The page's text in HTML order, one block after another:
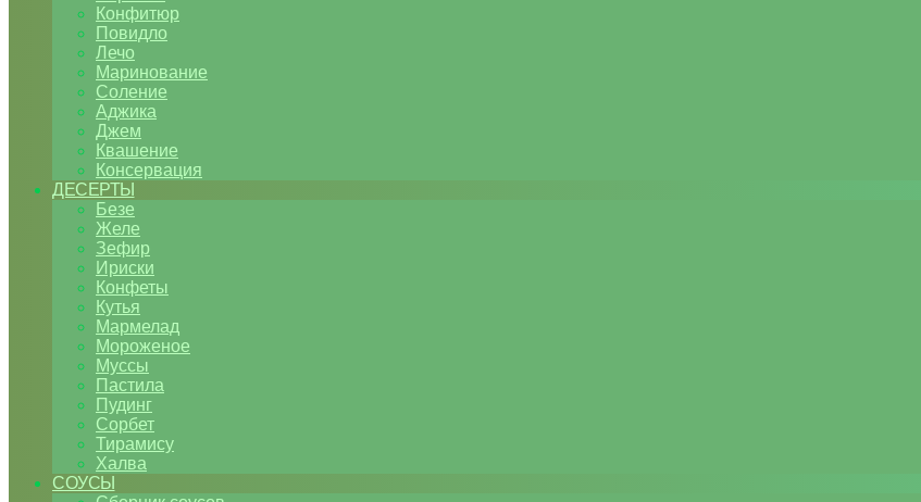
Конфитюр
Повидло
Лечо
Маринование
Соление
Аджика
Джем
Квашение
Консервация
ДЕСЕРТЫ
Безе
Желе
Зефир
Ириски
Конфеты
Кутья
Мармелад
Мороженое
Муссы
Пастила
Пудинг
Сорбет
Тирамису
Халва
СОУСЫ